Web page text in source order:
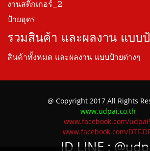
งานสติ๊กเกอร์_2
ป้ายอุดร
รวมสินค้า และผลงาน แบบ
สินค้าทั้งหมด และผลงาน แบบป้ายต่างๆ
@ Copyright 2017 All Rights
www.udpai.co.th
www.facebook.com/
www.facebook.com/
ID LINE :